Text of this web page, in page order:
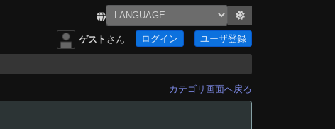
ゲスト さん ログイン ユーザ登録
カテゴリ画面へ戻る